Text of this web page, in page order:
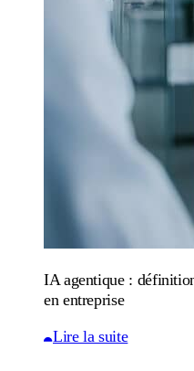
IA agentique :
en entreprise
Lire la suite